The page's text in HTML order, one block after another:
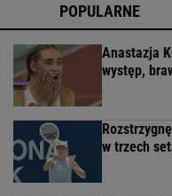
POPULARNE
Anastazja
występ,
w trzech